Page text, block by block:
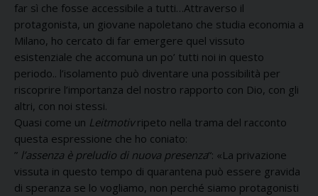
far sì che fosse accessibile a tutti…Attraverso il
protagonista, un giovane napoletano che studia economia a
Milano, ho cercato di far emergere quel vissuto
esistenziale che accomuna un po’ tutti noi in questo
periodo.. l’isolamento può diventare una possibilità per
riscoprire l’importanza del nostro rapporto con Dio, con gli
altri, con noi stessi.
Quasi come un Leitmotivripeto nella trama del racconto
questa espressione che ho coniato:
” l’assenza è preludio di nuova presenza“: «La privazione
vissuta in questo tempo di quarantena può essere gravida
di speranza se lo vogliamo, non perché siamo protagonisti